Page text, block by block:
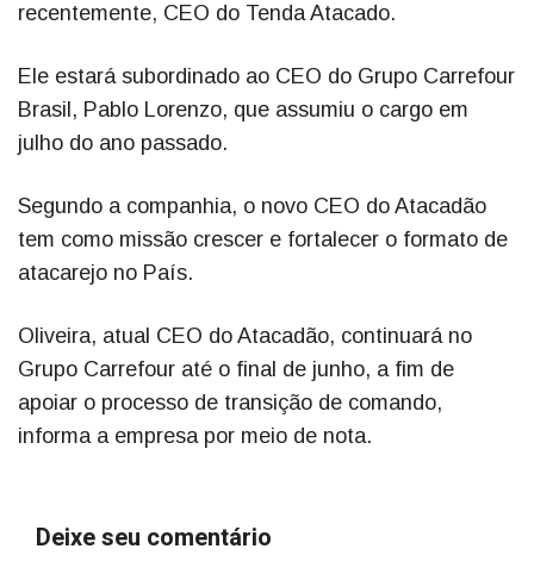
recentemente, CEO do Tenda Atacado.
Ele estará subordinado ao CEO do Grupo Carrefour
Brasil, Pablo Lorenzo, que assumiu o cargo em
julho do ano passado.
Segundo a companhia, o novo CEO do Atacadão
tem como missão crescer e fortalecer o formato de
atacarejo no País.
Oliveira, atual CEO do Atacadão, continuará no
Grupo Carrefour até o final de junho, a fim de
apoiar o processo de transição de comando,
informa a empresa por meio de nota.
Deixe seu comentário